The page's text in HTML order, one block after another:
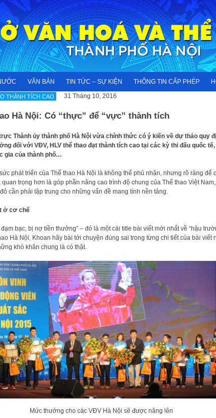
VĂN BẢN TIN TỨC – SỰ KIỆN THÔNG TIN CẤP PHÉP
THÀNH TÍCH CAO 31 Tháng 10, 2016
Hà Nội: Có “thực” để “vực” thành tích
Thành ủy thành phố Hà Nội vừa chính thức có ý kiến về dự thảo quy
đối với VĐV, HLV thể thao đạt thành tích cao tại các kỳ thi đấu quốc tế,
gia của thành phố…
phát triển của Thể thao Hà Nội là không thể phủ nhận, nhưng rõ ràng để
quan trọng hơn là góp phần nâng cao trình độ chung của Thể thao Việt Nam,
cần phải tập trung cho những vấn đề mang tính nền tảng.
ở cơ chế
đạm bạc, bị nợ tiền thưởng” – đó là một cái title bài viết mới nhất về “hậu
Hà Nội. Khoan hãy bài tới chuyện đúng sai trong từng chi tiết của bài viết
khó khăn chung là có thật.
Mức thưởng cho các VĐV Hà Nội sẽ được nâng lên